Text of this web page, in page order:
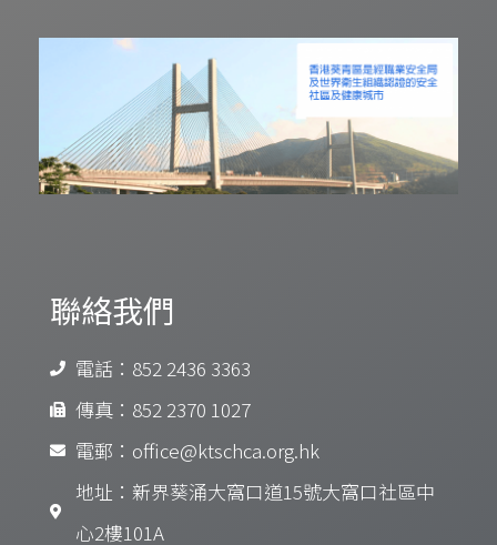
聯絡我們
電話：852 2436 3363
傳真：852 2370 1027
電郵：office@ktschca.org.hk
地址：新界葵涌大窩口道15號大窩口社區中
心2樓101A